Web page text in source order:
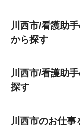
川西市/看護助
から探す
川西市/看護助
探す
川西市のお仕